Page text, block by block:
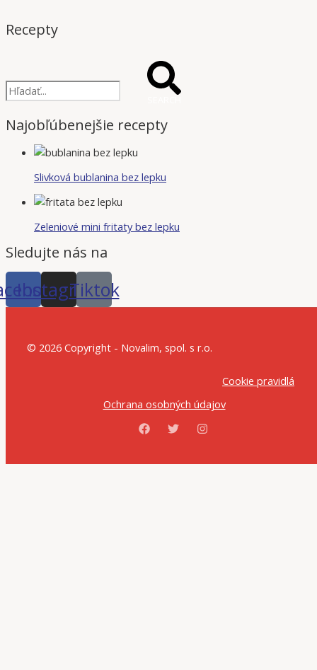
Recepty
Najobľúbenejšie recepty
Slivková bublanina bez lepku
Zeleniové mini fritaty bez lepku
Sledujte nás na
Instagram
Tiktok
© 2026 Copyright - Novalim, spol. s r.o.
Cookie pravidlá
Ochrana osobných údajov